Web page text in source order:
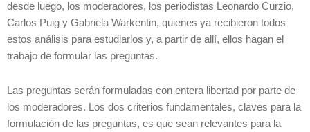
desde luego, los moderadores, los periodistas Leonardo Curzio,
Carlos Puig y Gabriela Warkentin, quienes ya recibieron todos
estos análisis para estudiarlos y, a partir de allí, ellos hagan el
trabajo de formular las preguntas.
Las preguntas serán formuladas con entera libertad por parte de
los moderadores. Los dos criterios fundamentales, claves para la
formulación de las preguntas, es que sean relevantes para la